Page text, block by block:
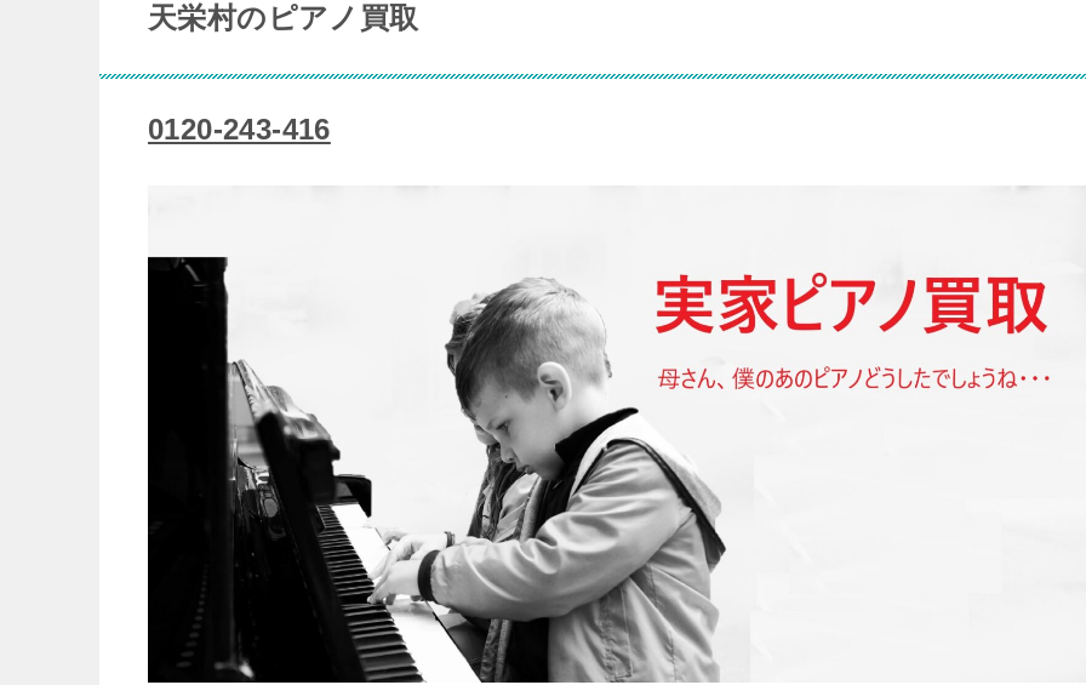
天栄村のピアノ買取
0120-243-416